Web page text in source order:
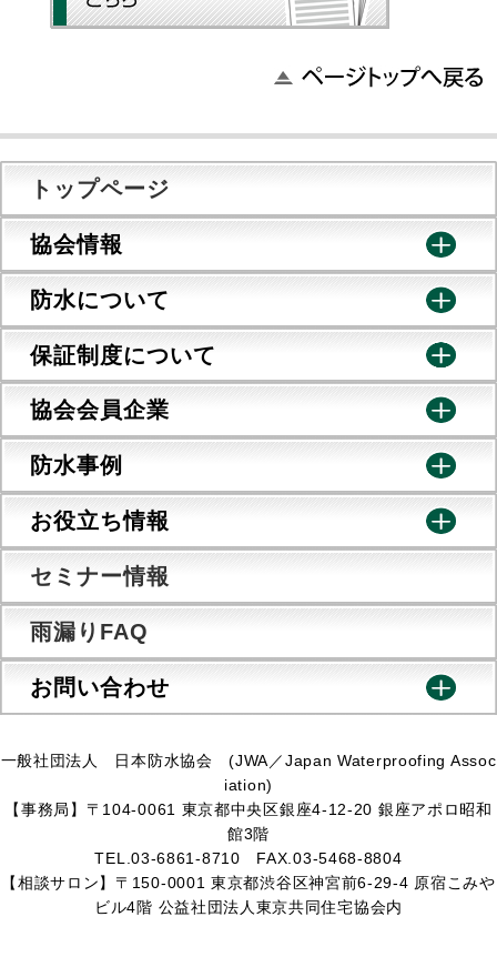
トップページ
協会情報
防水について
保証制度について
協会会員企業
防水事例
お役立ち情報
セミナー情報
雨漏りFAQ
お問い合わせ
一般社団法人 日本防水協会 (JWA／Japan Waterproofing Assoc
iation)
【事務局】〒104-0061 東京都中央区銀座4-12-20 銀座アポロ昭和
館3階
TEL.03-6861-8710 FAX.03-5468-8804
【相談サロン】〒150-0001 東京都渋谷区神宮前6-29-4 原宿こみや
ビル4階 公益社団法人東京共同住宅協会内